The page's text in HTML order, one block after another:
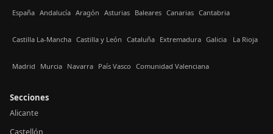
España Andalucía Aragón Asturias Baleares Canarias Cantabria
Castilla La-Mancha Castilla y León Cataluña Extremadura Galicia La Rioja
Madrid Murcia Navarra País Vasco Comunidad Valenciana
Secciones
Alicante